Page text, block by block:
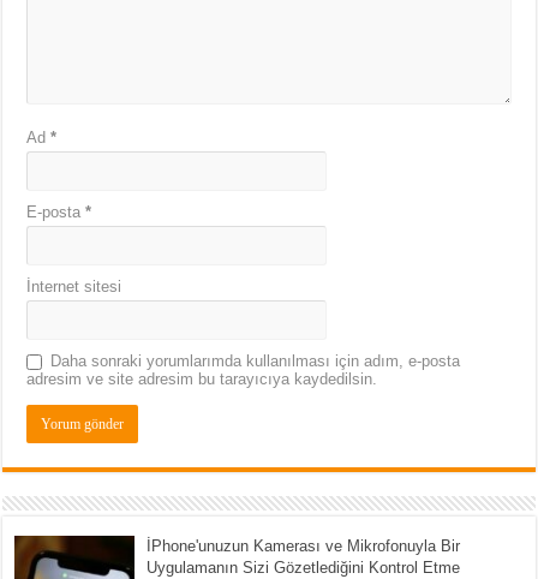
Ad*
E-posta*
İnternet sitesi
Daha sonraki yorumlarımda kullanılması için adım, e-posta
adresim ve site adresim bu tarayıcıya kaydedilsin.
İPhone'unuzun Kamerası ve Mikrofonuyla Bir
Uygulamanın Sizi Gözetlediğini Kontrol Etme